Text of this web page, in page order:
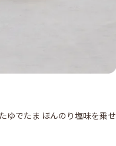
ゆでたま ほんのり塩味を乗せ